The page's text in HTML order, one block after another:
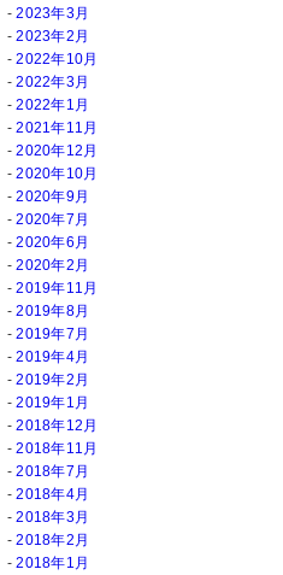
2023年3月
2023年2月
2022年10月
2022年3月
2022年1月
2021年11月
2020年12月
2020年10月
2020年9月
2020年7月
2020年6月
2020年2月
2019年11月
2019年8月
2019年7月
2019年4月
2019年2月
2019年1月
2018年12月
2018年11月
2018年7月
2018年4月
2018年3月
2018年2月
2018年1月